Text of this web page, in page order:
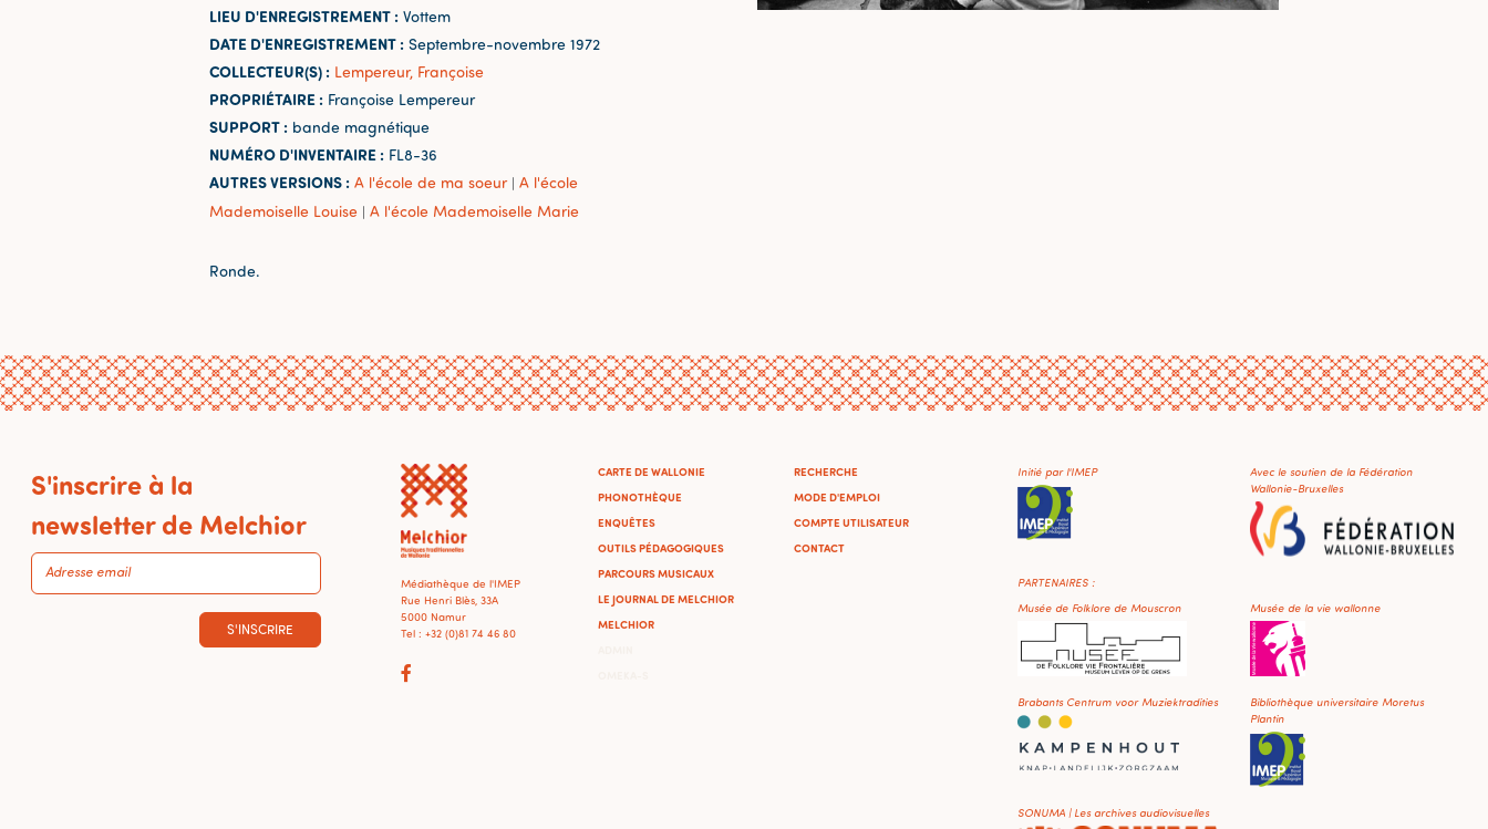
LIEU D'ENREGISTREMENT : Vottem
DATE D'ENREGISTREMENT : Septembre-novembre 1972
COLLECTEUR(S) : Lempereur, Françoise
PROPRIÉTAIRE : Françoise Lempereur
SUPPORT : bande magnétique
NUMÉRO D'INVENTAIRE : FL8-36
AUTRES VERSIONS : A l'école de ma soeur | A l'école
Mademoiselle Louise | A l'école Mademoiselle Marie
Ronde.
S'inscrire à la
newsletter de Melchior
S'INSCRIRE
Médiathèque de l'IMEP
Rue Henri Blès, 33A
5000 Namur
Tel : +32 (0)81 74 46 80
CARTE DE WALLONIE
PHONOTHÈQUE
ENQUÊTES
OUTILS PÉDAGOGIQUES
PARCOURS MUSICAUX
LE JOURNAL DE MELCHIOR
MELCHIOR
RECHERCHE
MODE D'EMPLOI
COMPTE UTILISATEUR
CONTACT
Initié par l'IMEP
Avec le soutien de la Fédération
Wallonie-Bruxelles
PARTENAIRES :
Musée de Folklore de Mouscron
Musée de la vie wallonne
Brabants Centrum voor Muziektradities
Bibliothèque universitaire Moretus
Plantin
SONUMA | Les archives audiovisuelles